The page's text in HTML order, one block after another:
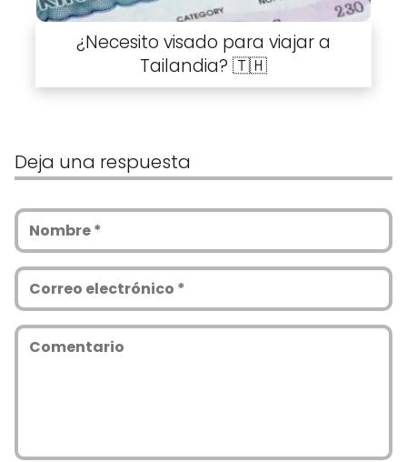
¿Necesito visado para viajar a
Tailandia? 🇹🇭
Deja una respuesta